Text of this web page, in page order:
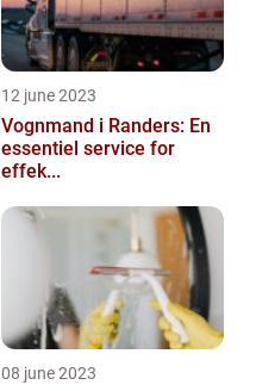
12 june 2023
Vognmand i Randers: En
essentiel service for
effek...
08 june 2023